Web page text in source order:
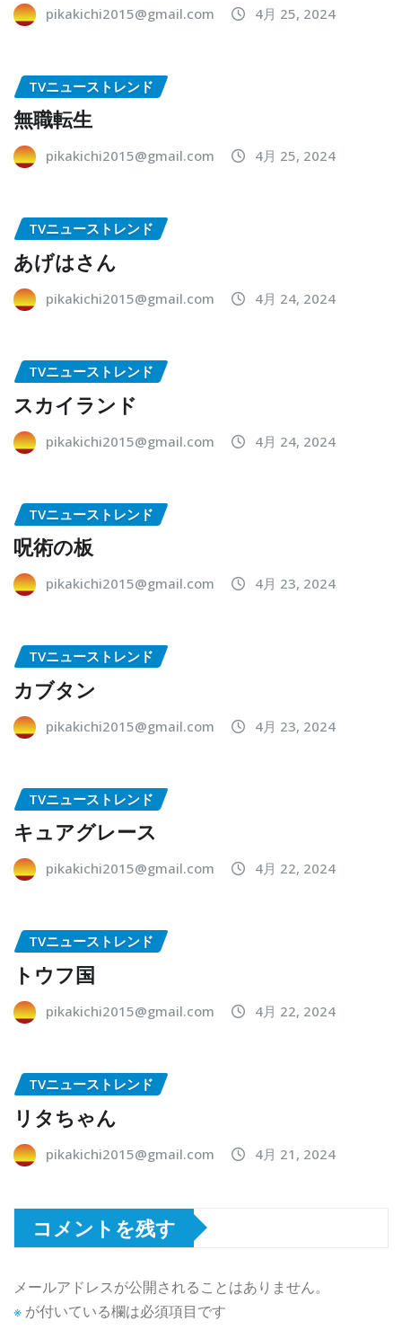
pikakichi2015@gmail.com 4月 25, 2024
TVニューストレンド
無職転生
pikakichi2015@gmail.com 4月 25, 2024
TVニューストレンド
あげはさん
pikakichi2015@gmail.com 4月 24, 2024
TVニューストレンド
スカイランド
pikakichi2015@gmail.com 4月 24, 2024
TVニューストレンド
呪術の板
pikakichi2015@gmail.com 4月 23, 2024
TVニューストレンド
カブタン
pikakichi2015@gmail.com 4月 23, 2024
TVニューストレンド
キュアグレース
pikakichi2015@gmail.com 4月 22, 2024
TVニューストレンド
トウフ国
pikakichi2015@gmail.com 4月 22, 2024
TVニューストレンド
リタちゃん
pikakichi2015@gmail.com 4月 21, 2024
コメントを残す
メールアドレスが公開されることはありません。
※ が付いている欄は必須項目です